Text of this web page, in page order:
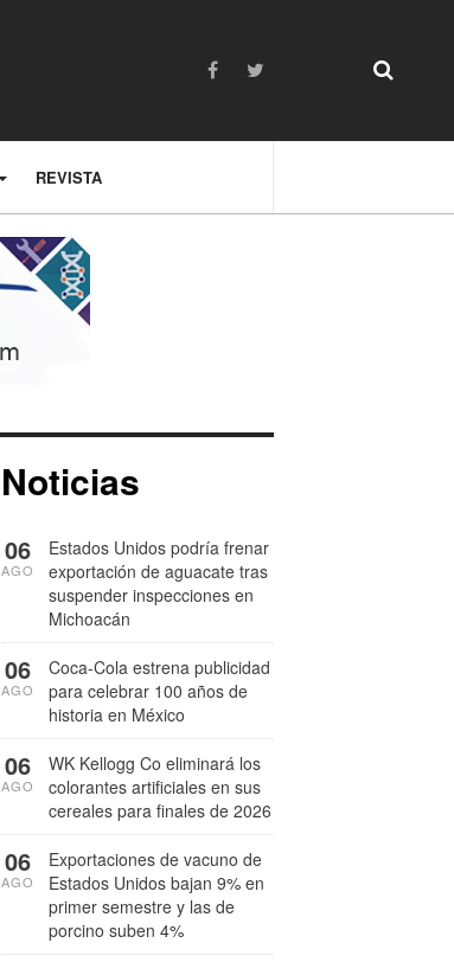
REVISTA
Noticias
Estados Unidos podría frenar
exportación de aguacate tras
suspender inspecciones en
Michoacán
06
AGO
Coca-Cola estrena publicidad
para celebrar 100 años de
historia en México
06
AGO
WK Kellogg Co eliminará los
colorantes artificiales en sus
cereales para finales de 2026
06
AGO
Exportaciones de vacuno de
Estados Unidos bajan 9% en
primer semestre y las de
porcino suben 4%
06
AGO